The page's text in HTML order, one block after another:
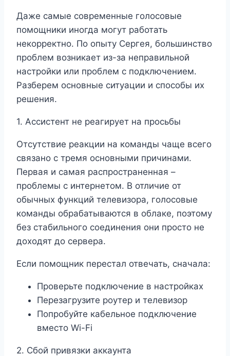
Даже самые современные голосовые
помощники иногда могут работать
некорректно. По опыту Сергея, большинство
проблем возникает из-за неправильной
настройки или проблем с подключением.
Разберем основные ситуации и способы их
решения.
1. Ассистент не реагирует на просьбы
Отсутствие реакции на команды чаще всего
связано с тремя основными причинами.
Первая и самая распространенная –
проблемы с интернетом. В отличие от
обычных функций телевизора, голосовые
команды обрабатываются в облаке, поэтому
без стабильного соединения они просто не
доходят до сервера.
Если помощник перестал отвечать, сначала:
Проверьте подключение в настройках
Перезагрузите роутер и телевизор
Попробуйте кабельное подключение
вместо Wi-Fi
2. Сбой привязки аккаунта